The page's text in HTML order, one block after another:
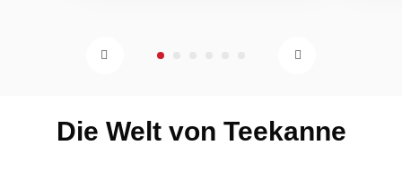
Die Welt von Teekanne